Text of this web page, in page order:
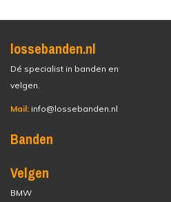
lossebanden.nl
Dé specialist in banden en
velgen.
Mail: info@lossebanden.nl
Banden
Velgen
BMW